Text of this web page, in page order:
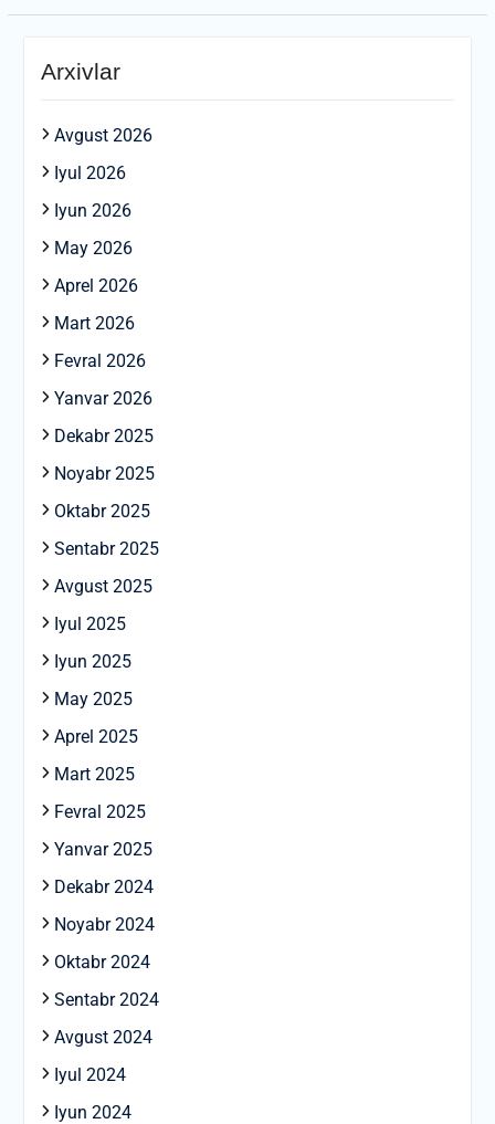
Arxivlar
Avgust 2026
Iyul 2026
Iyun 2026
May 2026
Aprel 2026
Mart 2026
Fevral 2026
Yanvar 2026
Dekabr 2025
Noyabr 2025
Oktabr 2025
Sentabr 2025
Avgust 2025
Iyul 2025
Iyun 2025
May 2025
Aprel 2025
Mart 2025
Fevral 2025
Yanvar 2025
Dekabr 2024
Noyabr 2024
Oktabr 2024
Sentabr 2024
Avgust 2024
Iyul 2024
Iyun 2024